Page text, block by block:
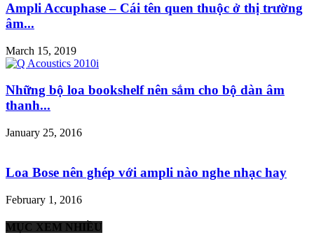
Ampli Accuphase – Cái tên quen thuộc ở thị trường
âm...
March 15, 2019
Những bộ loa bookshelf nên sắm cho bộ dàn âm
thanh...
January 25, 2016
Loa Bose nên ghép với ampli nào nghe nhạc hay
February 1, 2016
MỤC XEM NHIỀU